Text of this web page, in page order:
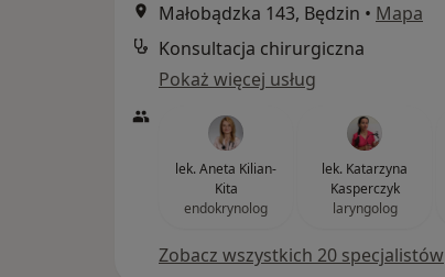
Małobądzka 143, Będzin • Mapa
Konsultacja chirurgiczna
Pokaż więcej usług
lek. Aneta Kilian-
Kita
endokrynolog
lek. Katarzyna
Kasperczyk
laryngolog
Zobacz wszystkich 20 specjalistów